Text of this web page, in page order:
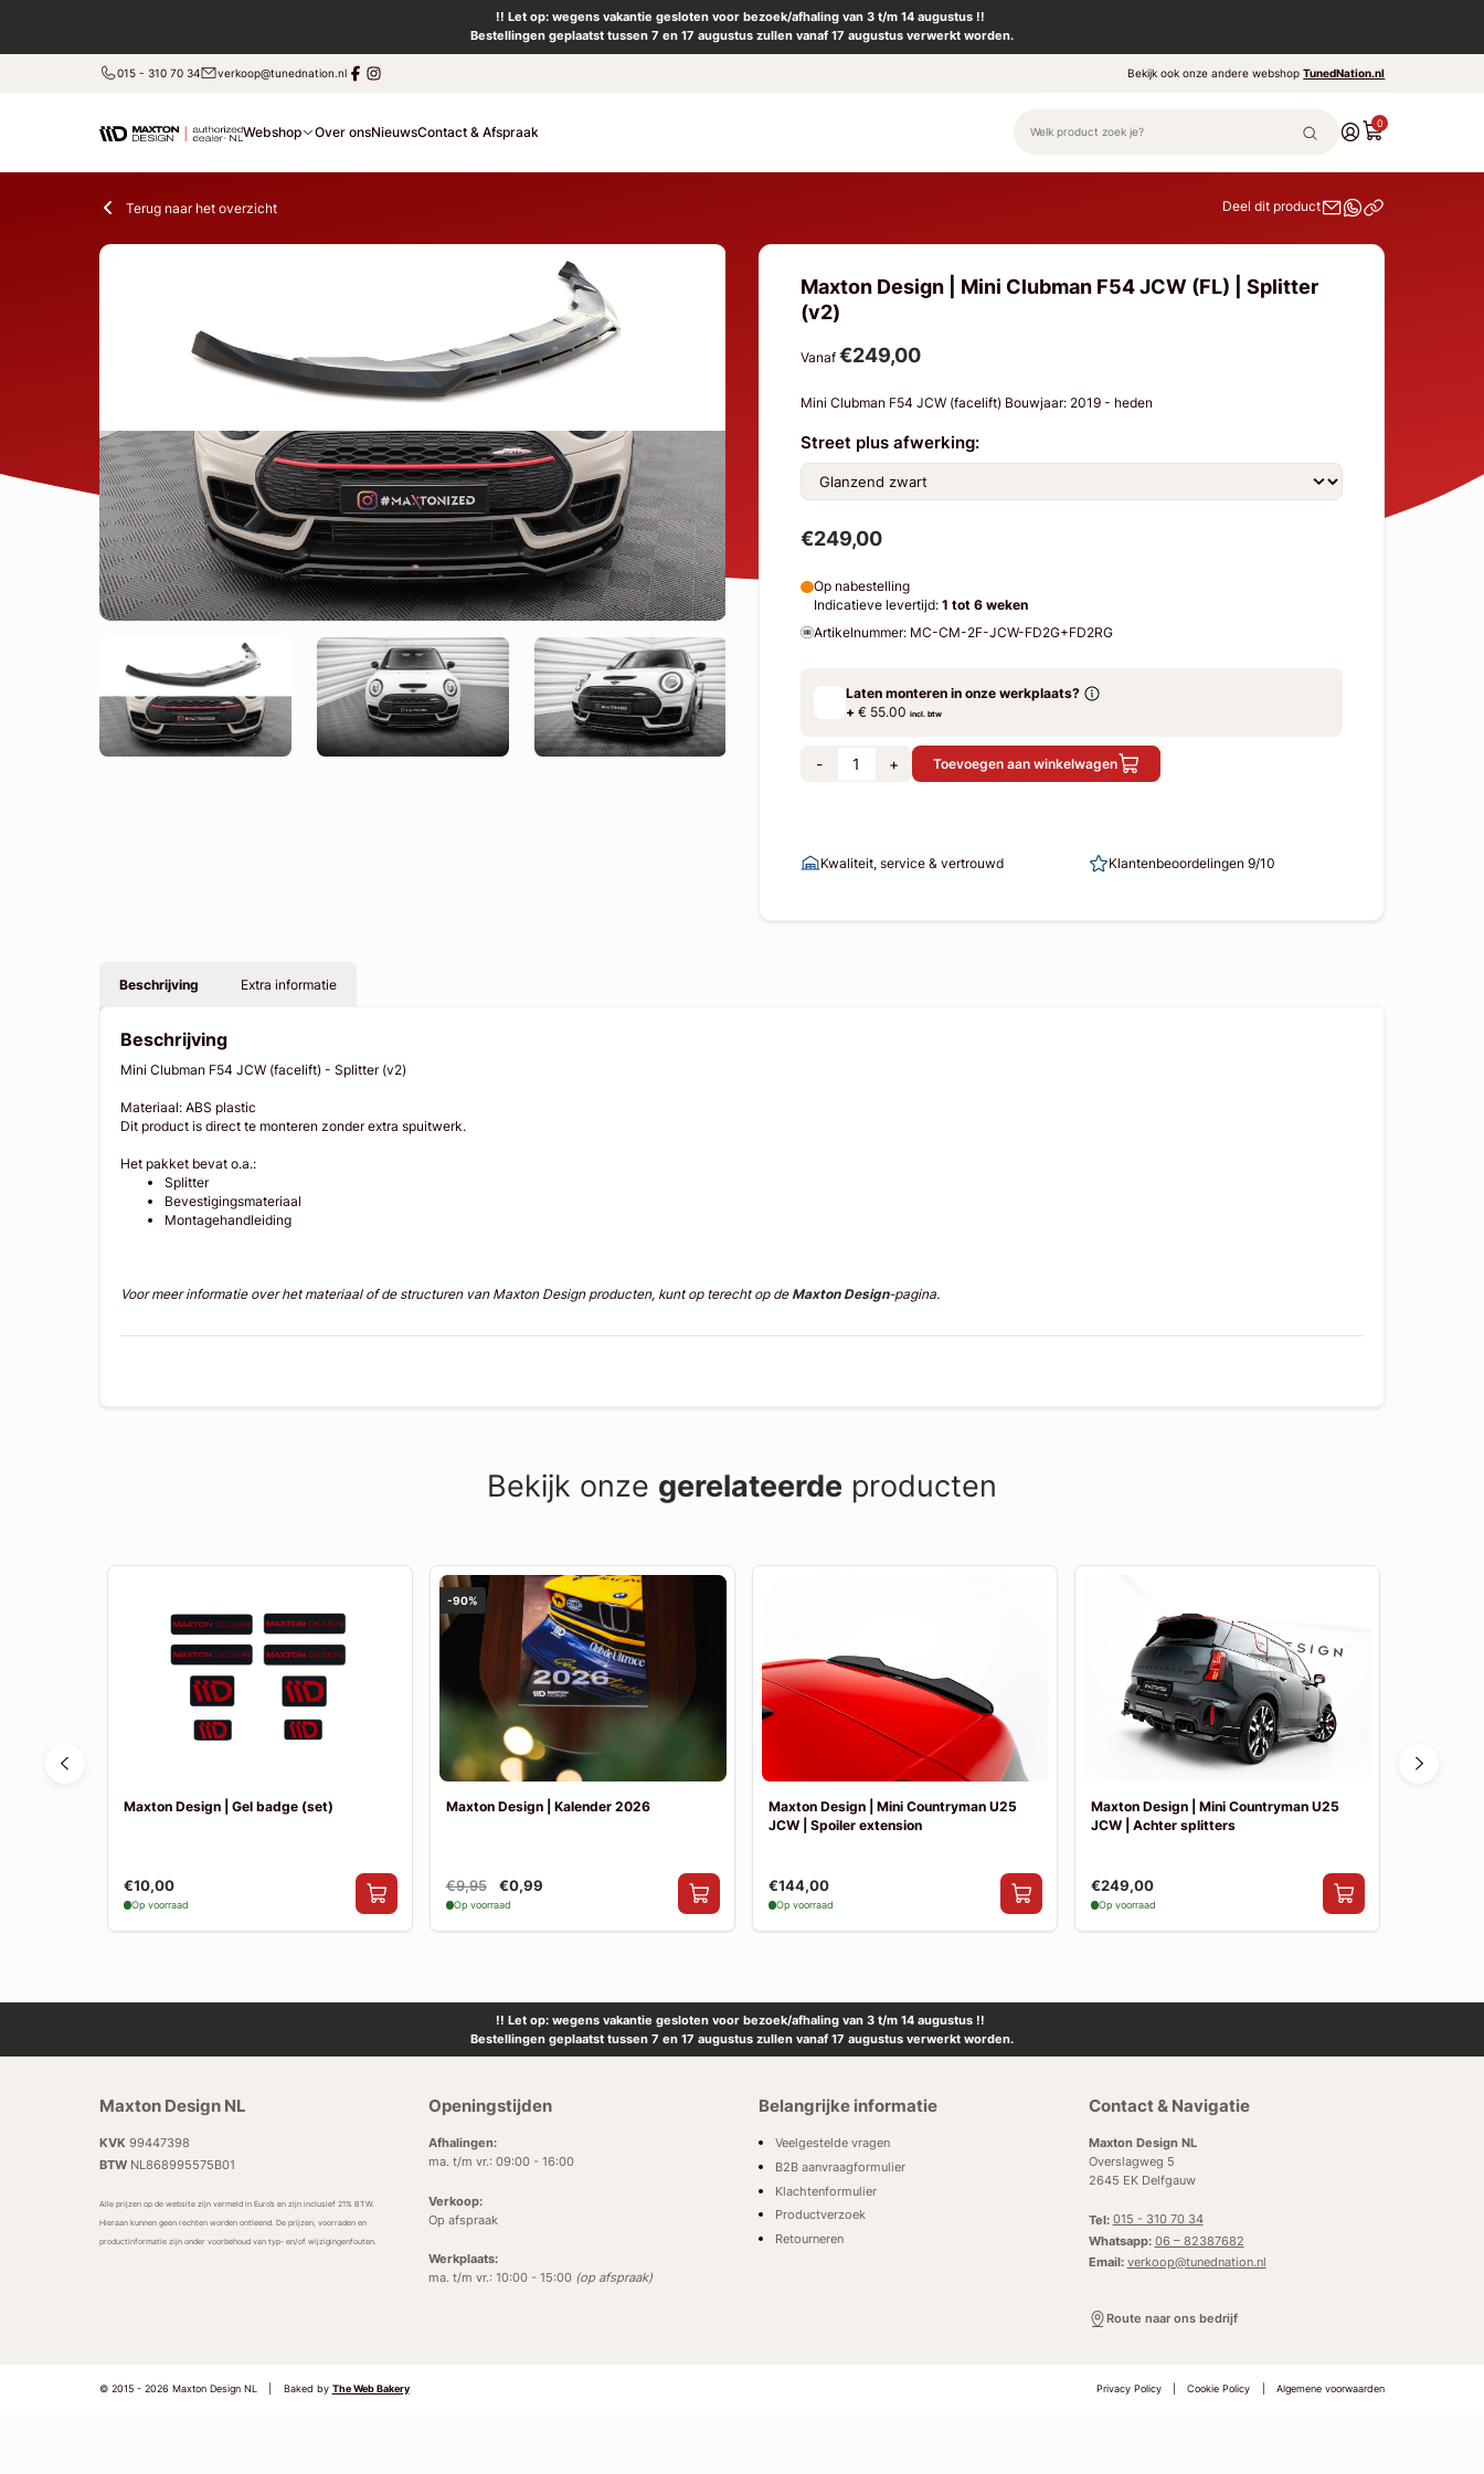
!! Let op: wegens vakantie gesloten voor bezoek/afhaling van 3 t/m 14 augustus !!
Bestellingen geplaatst tussen 7 en 17 augustus zullen vanaf 17 augustus verwerkt worden.
015 - 310 70 34 verkoop@tunednation.nl Bekijk ook onze andere webshopTunedNation.nl
Webshop Over onsNieuwsContact & Afspraak
0
Terug naar het overzicht Deel dit product
Maxton Design | Mini Clubman F54 JCW (FL) | Splitter
(v2)
Vanaf €249,00
Mini Clubman F54 JCW (facelift) Bouwjaar: 2019 - heden
Street plus afwerking:
€249,00
Op nabestelling
Indicatieve levertijd: 1 tot 6 weken
Artikelnummer: MC-CM-2F-JCW-FD2G+FD2RG
Laten monteren in onze werkplaats?
+€ 55.00 incl. btw
- + Toevoegen aan winkelwagen
Kwaliteit, service & vertrouwd Klantenbeoordelingen 9/10
Beschrijving Extra informatie
Beschrijving
Mini Clubman F54 JCW (facelift) - Splitter (v2)
Materiaal: ABS plastic
Dit product is direct te monteren zonder extra spuitwerk.
Het pakket bevat o.a.:
Splitter
Bevestigingsmateriaal
Montagehandleiding
Voor meer informatie over het materiaal of de structuren van Maxton Design producten, kunt op terecht op deMaxton Design-pagina.
Bekijk onze gerelateerde producten
Maxton Design | Gel badge (set)
€10,00
Op voorraad
-90%
Maxton Design | Kalender 2026
€9,95 €0,99
Op voorraad
Maxton Design | Mini Countryman U25
JCW | Spoiler extension
€144,00
Op voorraad
Maxton Design | Mini Countryman U25
JCW | Achter splitters
€249,00
Op voorraad
!! Let op: wegens vakantie gesloten voor bezoek/afhaling van 3 t/m 14 augustus !!
Bestellingen geplaatst tussen 7 en 17 augustus zullen vanaf 17 augustus verwerkt worden.
Maxton Design NL
KVK 99447398
BTWNL868995575B01
Alle prijzen op de website zijn vermeld in Euro’s en zijn inclusief 21% BTW.
Hieraan kunnen geen rechten worden ontleend. De prijzen, voorraden en
productinformatie zijn onder voorbehoud van typ- en/of wijzigingenfouten.
Openingstijden
Afhalingen:
ma. t/m vr.: 09:00 - 16:00
Verkoop:
Op afspraak
Werkplaats:
ma. t/m vr.: 10:00 - 15:00 (op afspraak)
Belangrijke informatie
Veelgestelde vragen
B2B aanvraagformulier
Klachtenformulier
Productverzoek
Retourneren
Contact & Navigatie
Maxton Design NL
Overslagweg 5
2645 EK Delfgauw
Tel: 015 - 310 70 34
Whatsapp: 06 – 82387682
Email: verkoop@tunednation.nl
Route naar ons bedrijf
© 2015 - 2026 Maxton Design NL Baked by The Web Bakery Privacy Policy Cookie Policy Algemene voorwaarden